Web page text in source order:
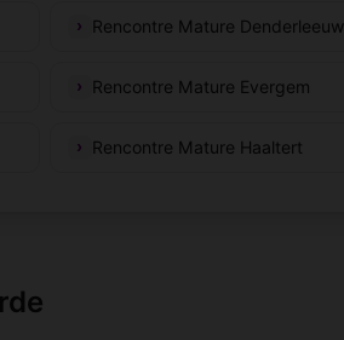
Rencontre Mature Denderleeuw
Rencontre Mature Evergem
Rencontre Mature Haaltert